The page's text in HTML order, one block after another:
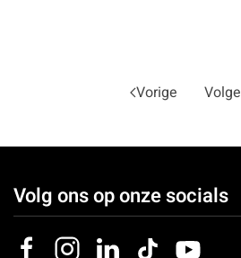
Vorige
Volg ons op onze socials